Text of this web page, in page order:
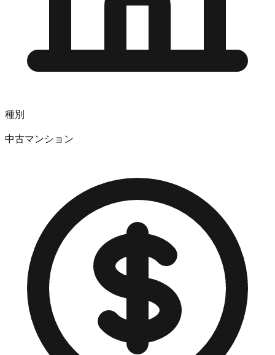
種別
中古マンション